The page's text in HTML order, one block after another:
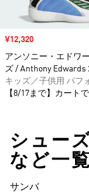
セール価格
¥12,320
アンソニー・エドワ
ズ / Anthony Edwards
キッズ／子供用 パフ
【8/17まで】カート
シュー
など一覧
サンバ